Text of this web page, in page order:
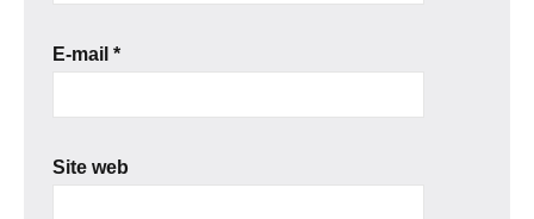
E-mail *
Site web